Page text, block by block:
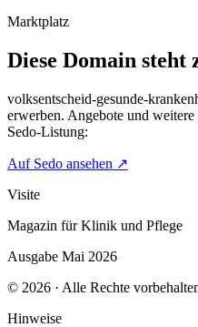
Marktplatz
Diese Domain steht
volksentscheid-gesunde-
erwerben. Angebote und
Sedo-Listung:
Auf Sedo ansehen ↗
Visite
Magazin für Klinik und Pflege
Ausgabe Mai 2026
© 2026 · Alle Rechte
Hinweise